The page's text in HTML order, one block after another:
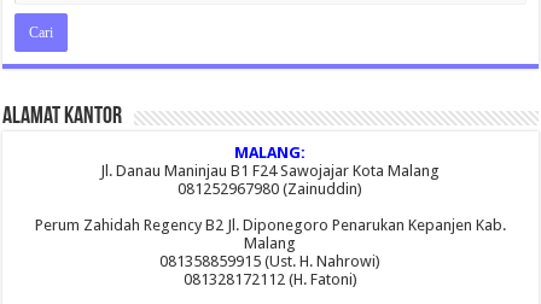
Alamat Kantor
MALANG:
Jl. Danau Maninjau B1 F24 Sawojajar Kota Malang
081252967980 (Zainuddin)
Perum Zahidah Regency B2 Jl. Diponegoro Penarukan Kepanjen Kab.
Malang
081358859915 (Ust. H. Nahrowi)
081328172112 (H. Fatoni)